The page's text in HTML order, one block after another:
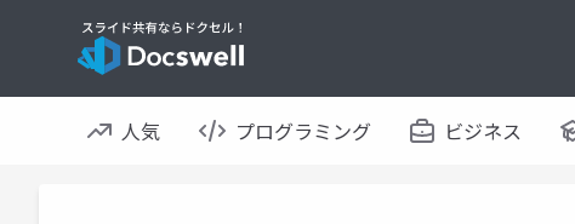
人気 プログラミング ビジネス